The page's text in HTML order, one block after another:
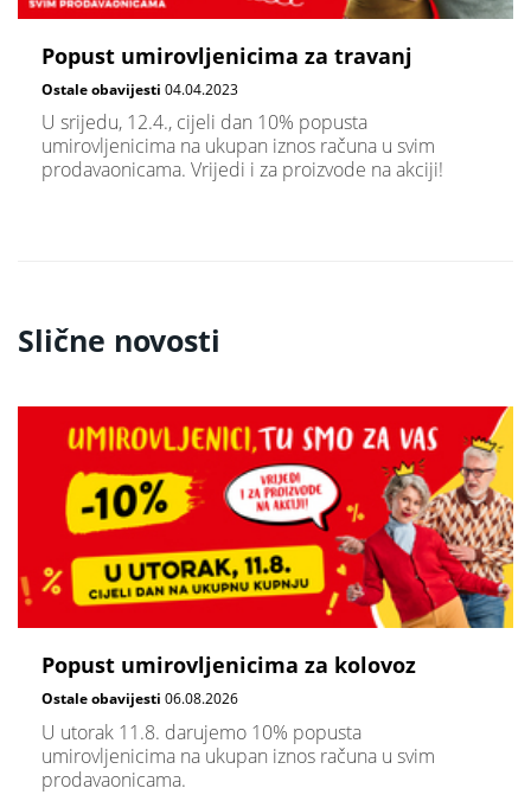
Popust umirovljenicima za travanj
Ostale obavijesti 04.04.2023
U srijedu, 12.4., cijeli dan 10% popusta
umirovljenicima na ukupan iznos računa u svim
prodavaonicama. Vrijedi i za proizvode na akciji!
Slične novosti
Popust umirovljenicima za kolovoz
Ostale obavijesti 06.08.2026
U utorak 11.8. darujemo 10% popusta
umirovljenicima na ukupan iznos računa u svim
prodavaonicama.